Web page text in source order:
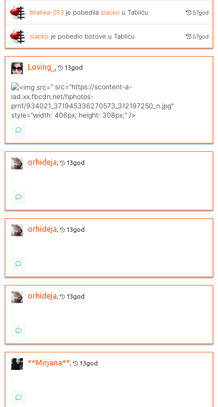
branka-013 je pobedila slacko u Tabliću 57god
slacko je pobedio botove u Tabliću 57god
Loving_ 13god
" src="https://scontent-a-
iad.xx.fbcdn.net/hphotos-
prn1/934021_371945336270573_312197250_n.jpg"
style="width: 406px; height: 308px;" />
orhideja, 13god
orhideja, 13god
orhideja, 13god
**Mirjana**, 13god